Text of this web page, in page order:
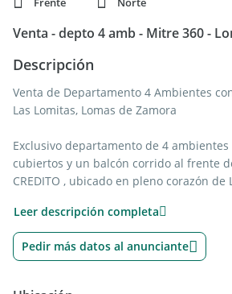
Venta - depto 4 amb - Mitre 360 -
Descripción
Venta de Departamento 4 Ambientes
Las Lomitas, Lomas de Zamora
Exclusivo departamento de 4 ambientes
cubiertos y un balcón corrido al frente
CREDITO , ubicado en pleno corazón de
Al ingresar, se destaca un amplio y
con salida al balcón aterrazado al frente,
Leer descripción completa
Pedir más datos al anunciante